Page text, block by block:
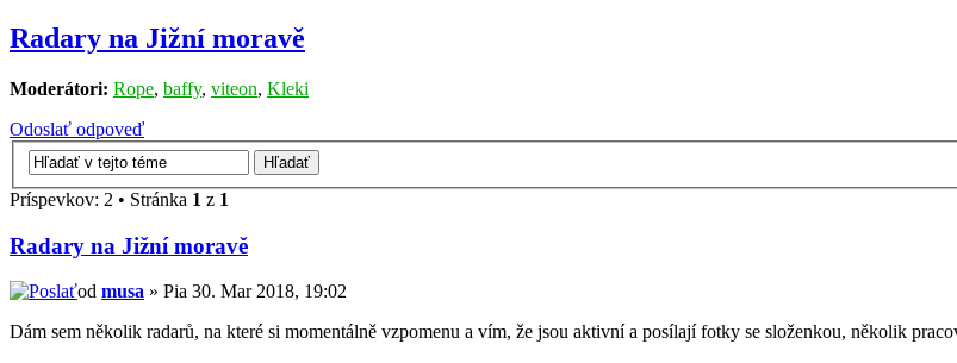
Radary na Jižní moravě
Moderátori: Rope, baffy, viteon, Kleki
Odoslať odpoveď
Príspevkov: 2 • Stránka 1 z 1
Radary na Jižní moravě
od musa » Pia 30. Mar 2018, 19:02
Dám sem několik radarů, na které si momentálně vzpomenu a vím, že jsou aktivní a posílají fotky se složenkou, několik